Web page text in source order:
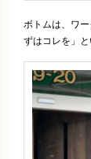
ボトムは、ワ
ずはコレを」と